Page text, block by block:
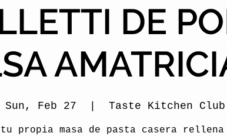
DE
Sun, Feb 27 Taste Kitchen Club
tu propia masa de pasta casera